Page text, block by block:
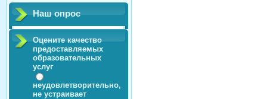
Наш опрос
Оцените качество
предоставляемых
образовательных
услуг
неудовлетворительно,
не устраивает